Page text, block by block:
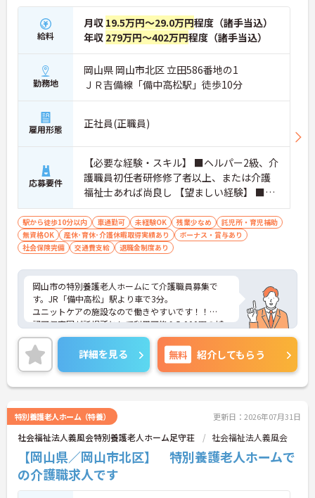
給料
月収 19.5万円～29.0万円程度（諸手当込）
年収 279万円～402万円程度（諸手当込）
勤務地
岡山県 岡山市北区 立田586番地の1
ＪＲ吉備線「備中高松駅」徒歩10分
雇用形態 正社員(正職員)
応募要件
【必要な経験・スキル】 ■ヘルパー2級、介
護職員初任者研修修了者以上、または介護
福祉士あれば尚良し 【望ましい経験】 ■無
資格でも経験があれば応募可能です
駅から徒歩10分以内 車通勤可 未経験OK 残業少なめ
託児所・育児補助
無資格OK
産休･育休･介護休暇取得実績あり
ボーナス・賞与あり
社会保険完備
交通費支給 退職金制度あり
岡山市の特別養護老人ホームにて介護職員募集で
す。JR「備中高松」駅より車で3分。
ユニットケアの施設なので働きやすいです！！
認可保育園が託児所として利用可能＆5,000円の補
助もあり♪
ご興味のある方は気軽に担当アドバイザーへご相談
ください。
詳細を見る 無料 紹介してもらう
特別養護老人ホーム（特養） 更新日：2026年07月31日
社会福祉法人義風会特別養護老人ホーム足守荘 社会福祉法人義風会
【岡山県／岡山市北区】 特別養護老人ホームで
の介護職求人です